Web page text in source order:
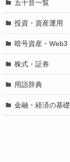
五十音一覧
投資・資産運用
暗号資産・Web3
株式・証券
用語辞典
金融・経済の基礎